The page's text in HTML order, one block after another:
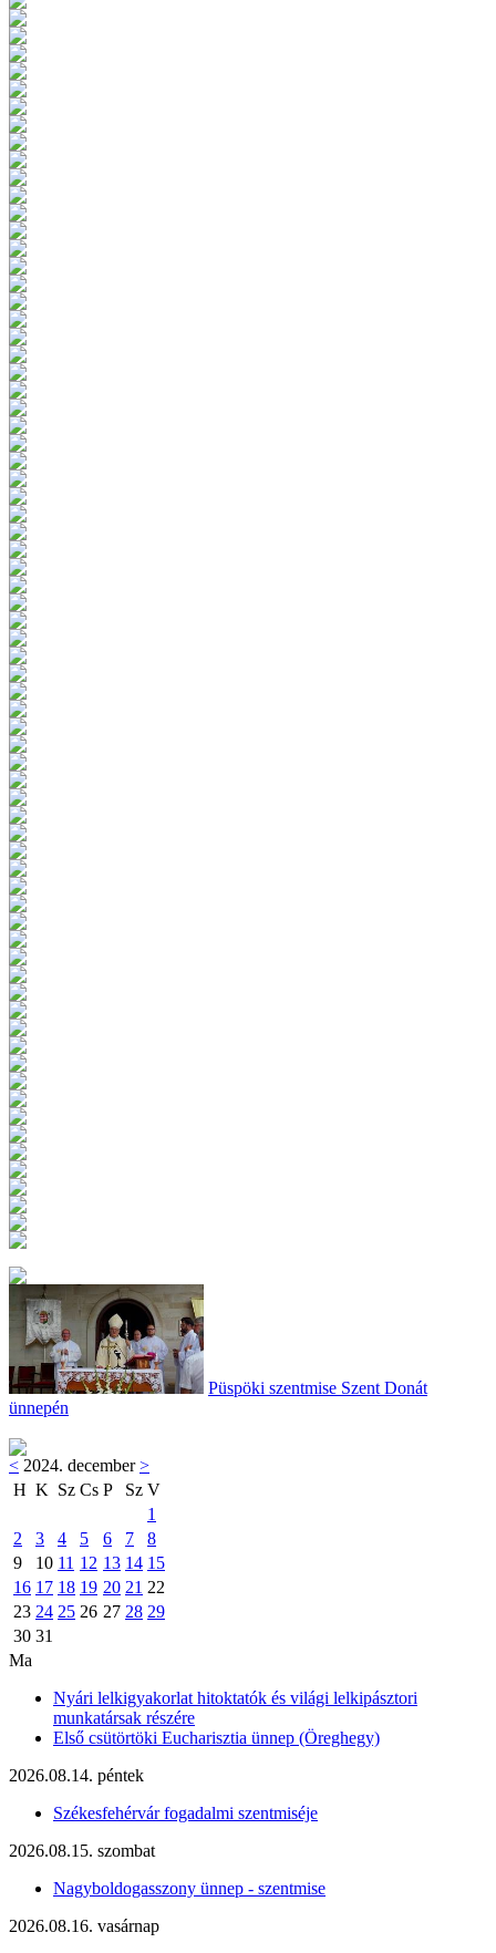
Püspöki szentmise Szent Donát
ünnepén
< 2024. december>
H K Sz Cs P Sz V
1
2
3 4 5 6 7
8
9
10 11 12 13 14 15
16 17 18 19 20 21 22
23 24 25 26 27 28 29
30 31
Ma
Nyári lelkigyakorlat hitoktatók és világi lelkipásztori
munkatársak részére
Első csütörtöki Eucharisztia ünnep (Öreghegy)
2026.08.14. péntek
Székesfehérvár fogadalmi szentmiséje
2026.08.15. szombat
Nagyboldogasszony ünnep - szentmise
2026.08.16. vasárnap